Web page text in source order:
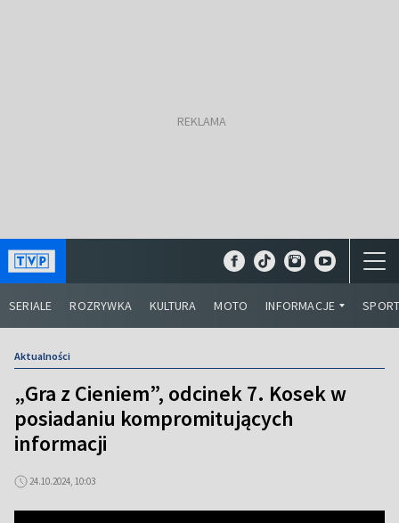
SERIALE ROZRYWKA KULTURA MOTO INFORMACJE
Aktualności
„Gra z Cieniem”, odcinek 7. Kosek w
posiadaniu kompromitujących
informacji
24.10.2024, 10:03